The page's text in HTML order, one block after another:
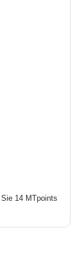
14 MTpoints